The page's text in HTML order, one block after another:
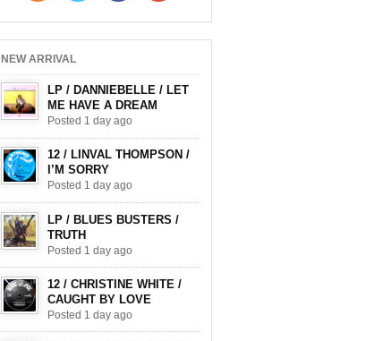
NEW ARRIVAL
LP / DANNIEBELLE / LET
ME HAVE A DREAM
Posted 1 day ago
12 / LINVAL THOMPSON /
I’M SORRY
Posted 1 day ago
LP / BLUES BUSTERS /
TRUTH
Posted 1 day ago
12 / CHRISTINE WHITE /
CAUGHT BY LOVE
Posted 1 day ago